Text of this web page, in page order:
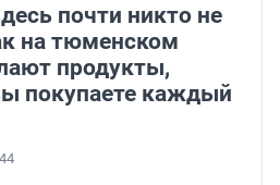
почти никто не
на тюменском
продукты,
покупаете каждый